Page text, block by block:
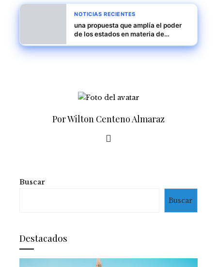
NOTICIAS RECIENTES
una propuesta que amplía el poder
de los estados en materia de
Por Wilton Centeno Almaraz
Buscar
Buscar
Destacados